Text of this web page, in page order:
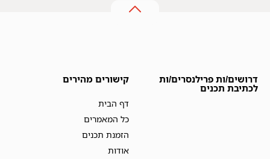
דרושים/ות פרילנסרים/ות
לכתיבת תכנים
קישורים מהירים
דף הבית
כל המאמרים
הזמנת תכנים
אודות